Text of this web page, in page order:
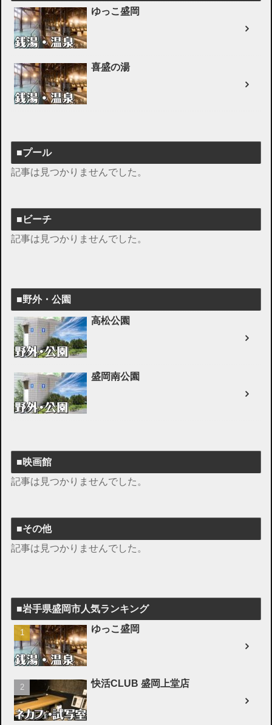
ゆっこ盛岡
喜盛の湯
■プール
記事は見つかりませんでした。
■ビーチ
記事は見つかりませんでした。
■野外・公園
高松公園
盛岡南公園
■映画館
記事は見つかりませんでした。
■その他
記事は見つかりませんでした。
■岩手県盛岡市人気ランキング
ゆっこ盛岡
快活CLUB 盛岡上堂店